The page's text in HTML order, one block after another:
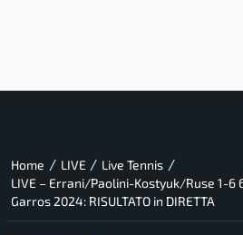
Home / LIVE / Live Tennis /
LIVE – Errani/Paolini-Kostyuk/Ruse 1-6
Garros 2024: RISULTATO in DIRETTA